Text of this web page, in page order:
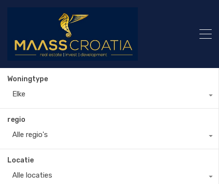
Woningtype
Elke
regio
Alle regio's
Locatie
Alle locaties